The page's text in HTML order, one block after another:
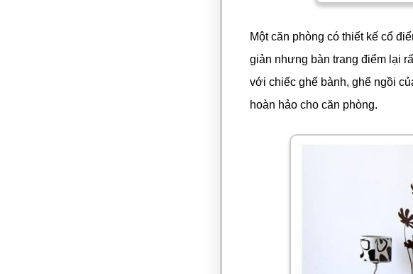
Một căn phòng có thiết kế cổ
giản nhưng bàn trang điểm lại
với chiếc ghế bành, ghế ngồi
hoàn hảo cho căn phòng.